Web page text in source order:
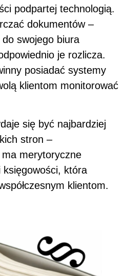
podpartej technologią.
dokumentów –
do swojego biura
je rozlicza.
posiadać systemy
klientom monitorować
się być najbardziej
stron –
merytoryczne
która
klientom.